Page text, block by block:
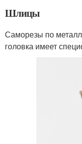
Шлицы
Саморезы по
головка имеет